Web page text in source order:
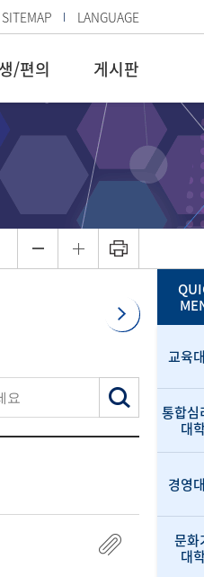
SITEMAP LANGUAGE
/편의 게시판
교육
통합심
대
경영
문화
대